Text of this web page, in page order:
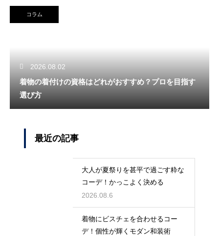
コラム
2026.08.02
着物の着付けの資格はどれがおすすめ？プロを目指す
選び方
最近の記事
大人が夏祭りを甚平で過ごす粋な
コーデ！かっこよく決める
2026.08.6
着物にビスチェを合わせるコー
デ！個性が輝くモダン和装術